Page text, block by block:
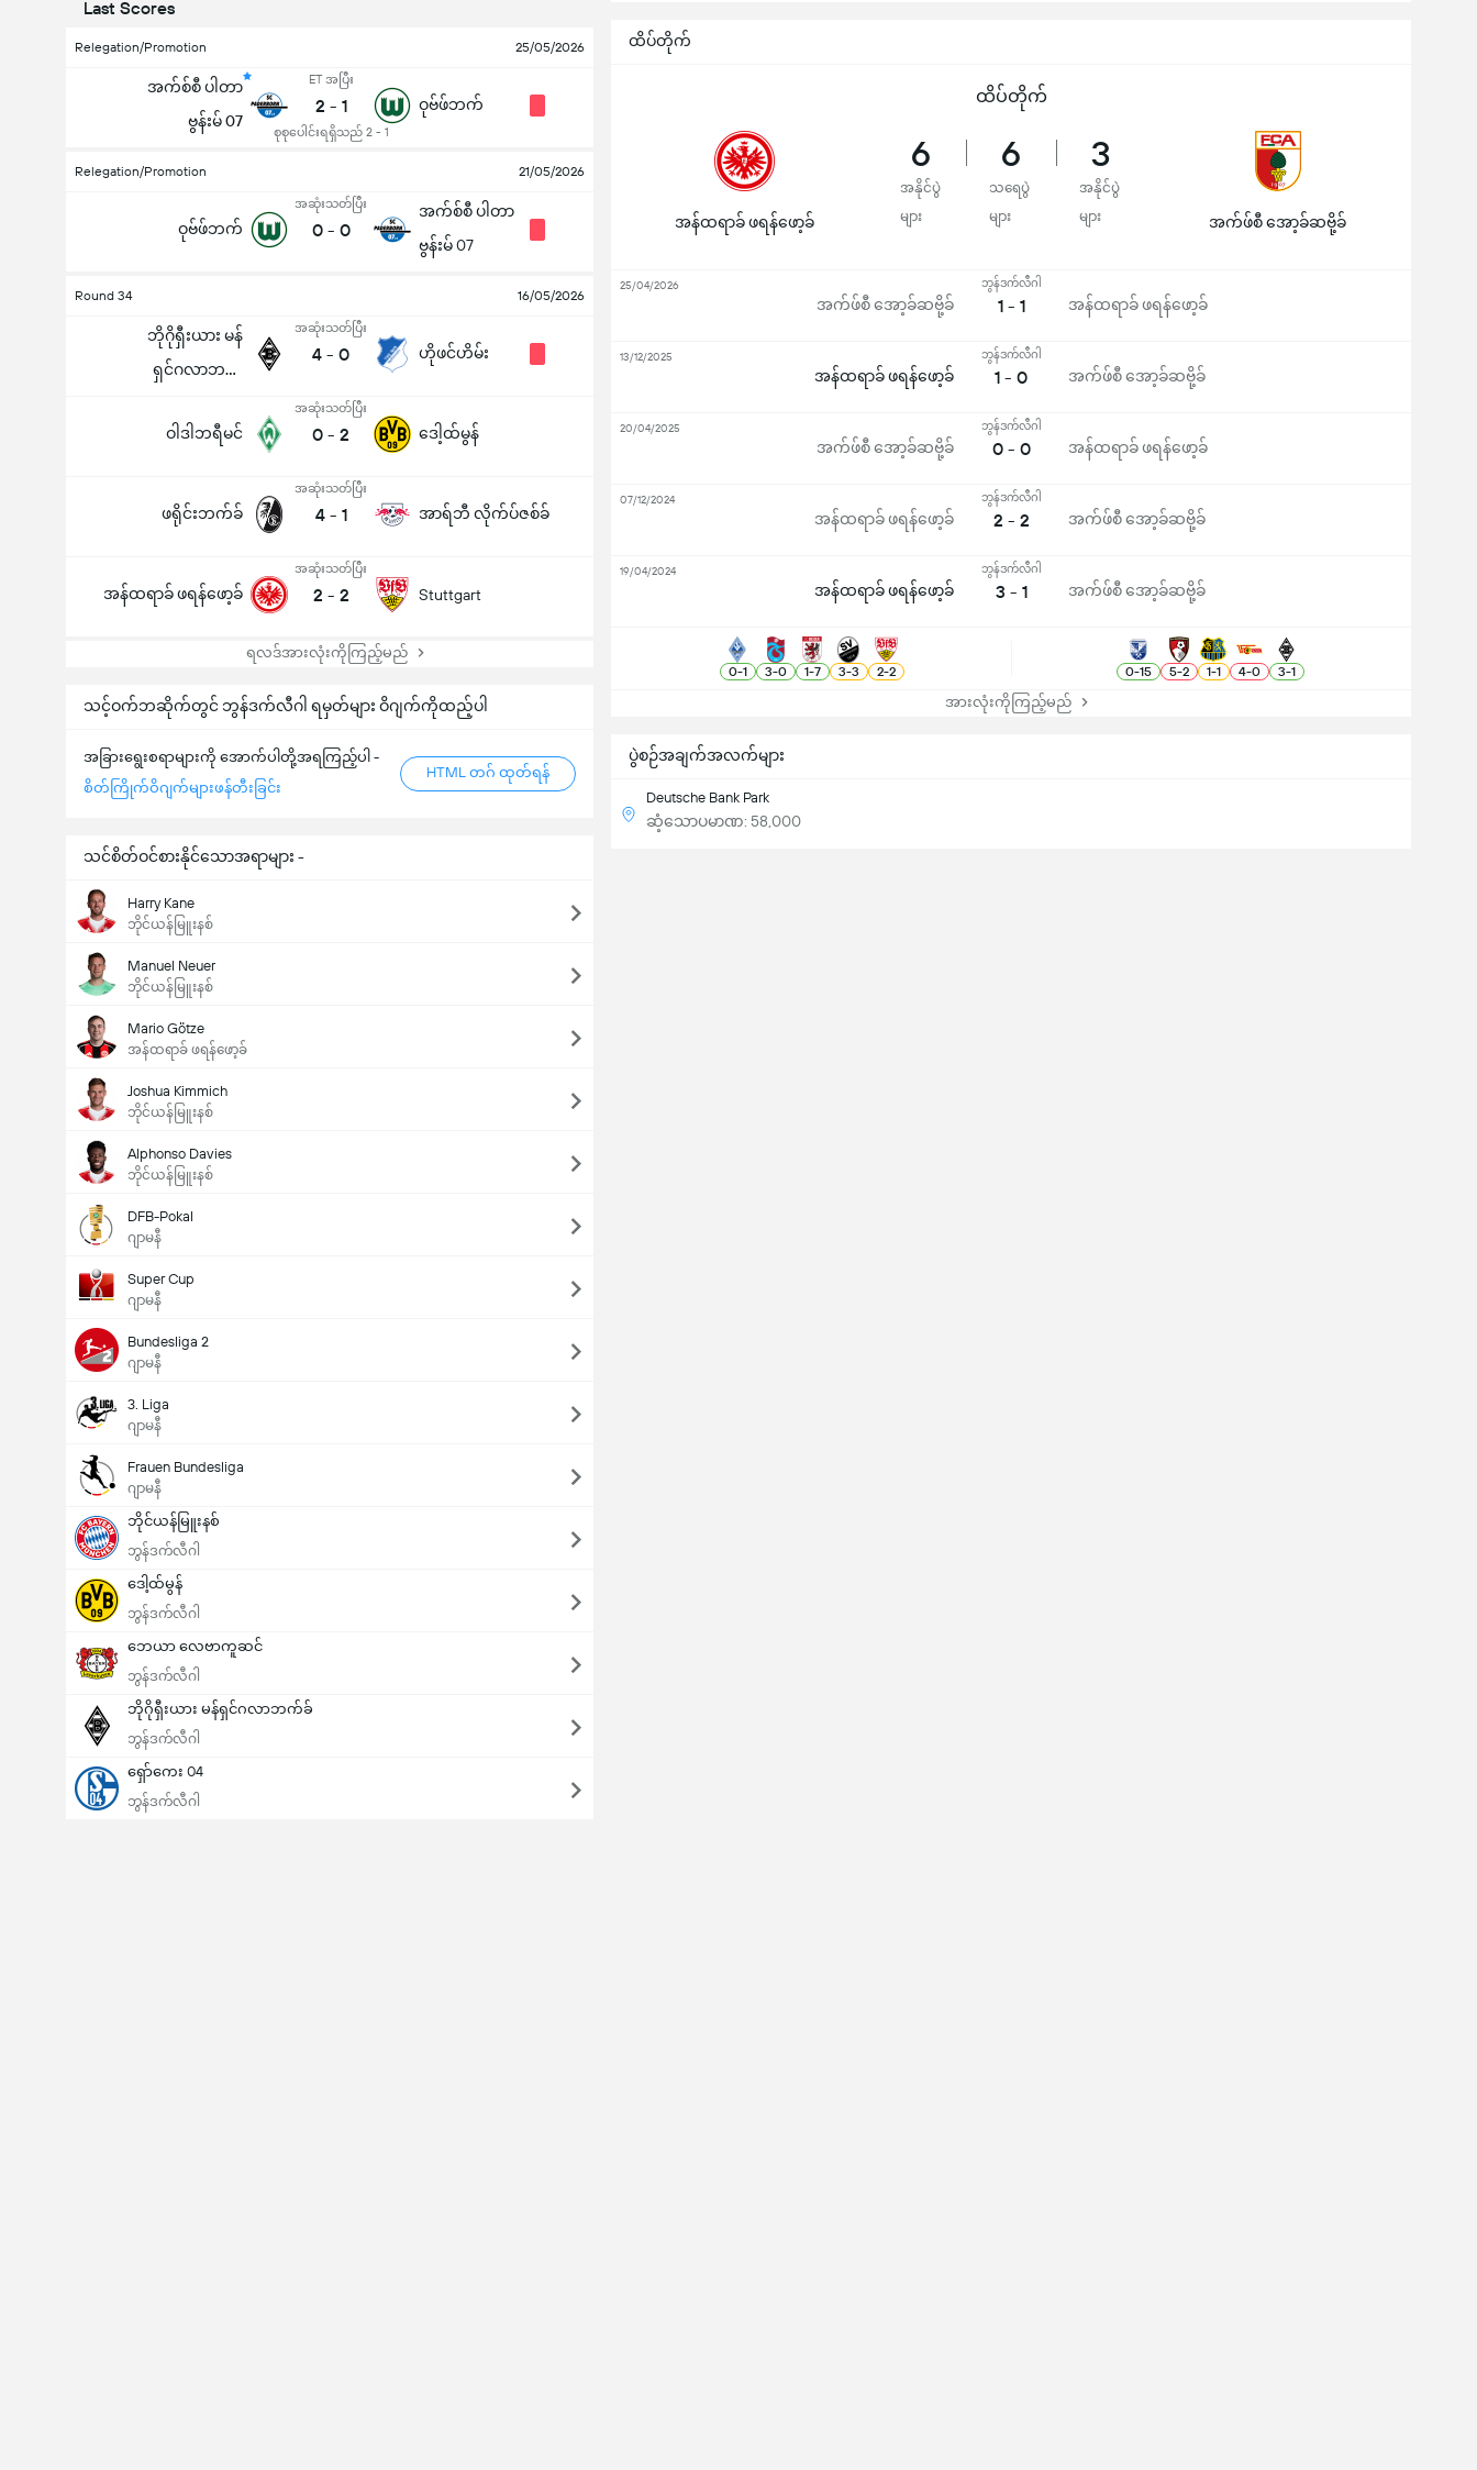
Last Scores
Relegation/Promotion 25/05/2026
အက်စ်စီ ပါတာ
ဗွန်းမ် 07
ET အပြီး
2 - 1
စုစုပေါင်းရရှိသည် 2 - 1
ဝုဗ်ဖ်ဘက်
Relegation/Promotion 21/05/2026
ဝုဗ်ဖ်ဘက်
အဆုံးသတ်ပြီး
0 - 0
အက်စ်စီ ပါတာ
ဗွန်းမ် 07
Round 34 16/05/2026
ဘိုဂိုရှီးယား မန်
ရှင်ဂလာဘက်
အဆုံးသတ်ပြီး
4 - 0 ဟိုဖင်ဟိမ်း
ဝါဒါဘရီမင်
အဆုံးသတ်ပြီး
0 - 2 ဒေါ့ထ်မွန်
ဖရိုင်းဘက်ခ်
အဆုံးသတ်ပြီး
4 - 1 အာရ်ဘီ လိုက်ပ်ဇစ်ခ်
အန်ထရာခ် ဖရန်ဖော့ခ်
အဆုံးသတ်ပြီး
2 - 2 Stuttgart
ရလဒ်အားလုံးကိုကြည့်မည်
သင့်ဝက်ဘဆိုက်တွင် ဘွန်ဒက်လီဂါ ရမှတ်များ ဝိဂျက်ကိုထည့်ပါ
အခြားရွေးစရာများကို အောက်ပါတို့အရကြည့်ပါ -
စိတ်ကြိုက်ဝိဂျက်များဖန်တီးခြင်း
HTML တဂ် ထုတ်ရန်
သင်စိတ်ဝင်စားနိုင်သောအရာများ -
Harry Kane
ဘိုင်ယန်မြူးနစ်
Manuel Neuer
ဘိုင်ယန်မြူးနစ်
Mario Götze
အန်ထရာခ် ဖရန်ဖော့ခ်
Joshua Kimmich
ဘိုင်ယန်မြူးနစ်
Alphonso Davies
ဘိုင်ယန်မြူးနစ်
DFB-Pokal
ဂျာမနီ
Super Cup
ဂျာမနီ
Bundesliga 2
ဂျာမနီ
3. Liga
ဂျာမနီ
Frauen Bundesliga
ဂျာမနီ
ဘိုင်ယန်မြူးနစ်
ဘွန်ဒက်လီဂါ
ဒေါ့ထ်မွန်
ဘွန်ဒက်လီဂါ
ဘေယာ လေဗာကူဆင်
ဘွန်ဒက်လီဂါ
ဘိုဂိုရှီးယား မန်ရှင်ဂလာဘက်ခ်
ဘွန်ဒက်လီဂါ
ရှော်ကေး 04
ဘွန်ဒက်လီဂါ
ပွဲစဉ်အချက်အလက်များ
Deutsche Bank Park
ဆံ့သောပမာဏ: 58,000
ထိပ်တိုက်
ထိပ်တိုက်
အန်ထရာခ် ဖရန်ဖော့ခ်
6
အနိုင်ပွဲ
များ
6
သရေပွဲ
များ
3
အနိုင်ပွဲ
များ
အက်ဖ်စီ အော့ခ်ဆဗို့ခ်
အက်ဖ်စီ အော့ခ်ဆဗို့ခ်
ဘွန်ဒက်လီဂါ
1 - 1 အန်ထရာခ် ဖရန်ဖော့ခ်
25/04/2026
အန်ထရာခ် ဖရန်ဖော့ခ်
ဘွန်ဒက်လီဂါ
1 - 0 အက်ဖ်စီ အော့ခ်ဆဗို့ခ်
13/12/2025
အက်ဖ်စီ အော့ခ်ဆဗို့ခ်
ဘွန်ဒက်လီဂါ
0 - 0 အန်ထရာခ် ဖရန်ဖော့ခ်
20/04/2025
အန်ထရာခ် ဖရန်ဖော့ခ်
ဘွန်ဒက်လီဂါ
2 - 2 အက်ဖ်စီ အော့ခ်ဆဗို့ခ်
07/12/2024
အန်ထရာခ် ဖရန်ဖော့ခ်
ဘွန်ဒက်လီဂါ
3 - 1 အက်ဖ်စီ အော့ခ်ဆဗို့ခ်
19/04/2024
0-1 3-0 1-7 3-3 2-2 0-15 5-2 1-1 4-0 3-1
အားလုံးကိုကြည့်မည်